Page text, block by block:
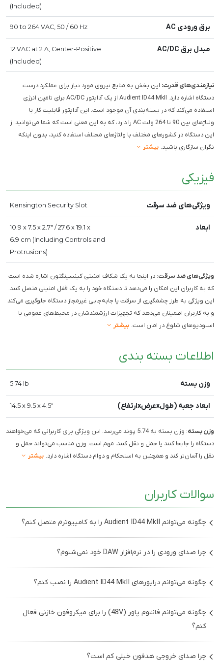
(Included)
برق ورودی AC 90 to 264 VAC, 50 / 60 Hz
مبدل برق AC/DC
12 VAC at 2 A, Center-Positive
(Included)
نیازمندی‌های قدرت: این بخش به منابع نیروی مورد نیاز برای عملکرد درست
دستگاه اشاره دارد. Audient ID44 MkII از یک آداپتور AC/DC برای تامین انرژی
استفاده می‌کند که در بسته‌بندی آن موجود است. این آداپتور قابلیت کار با
ولتاژهای بین 90 تا 264 ولت AC را دارد، که به این معنی است که شما می‌توانید از
این دستگاه در کشورهای مختلف با ولتاژهای مختلف استفاده کنید، بدون اینکه
نگران سازگاری باشید. بیشتر
فیزیکی
ویژگی‌های ضد سرقت Kensington Security Slot
ابعاد
10.9 x 7.5 x 2.7" / 27.6 x 19.1 x
6.9 cm (Including Controls and
Protrusions)
ویژگی‌های ضد سرقت: در اینجا به یک شکاف امنیتی کینسینگتون اشاره شده است
که به کاربران این امکان را می‌دهد تا دستگاه خود را به یک قفل امنیتی متصل کنند.
این ویژگی به طرز چشمگیری از سرقت یا جابه‌جایی غیرمجاز دستگاه جلوگیری می‌کند
و به کاربران اطمینان می‌دهد که تجهیزات ارزشمندشان در محیط‌های عمومی یا
استودیوهای شلوغ در امان است. بیشتر
اطلاعات بسته بندی
وزن بسته 5.74 lb
ابعاد جعبه (طولxعرضxارتفاع) 14.5 x 9.5 x 4.5"
وزن بسته
: وزن بسته به 5.74 پوند می‌رسد. این ویژگی برای کاربرانی که می‌خواهند
دستگاه را جابجا کنند یا حمل و نقل کنند، مهم است. وزن مناسب می‌تواند حمل و
نقل را آسان‌تر کند و همچنین به استحکام و دوام دستگاه اشاره دارد. بیشتر
سوالات کاربران
چگونه می‌توانم Audient ID44 MkII را به کامپیوترم متصل کنم؟
ابتدا کابل USB را به پورت USB-C در پشت دستگاه Audient
دستگاه را شناسایی کرده و درایورهای مورد نیاز نصب شده‌اند.
چرا صدای ورودی را در نرم‌افزار DAW خود نمی‌شنوم؟
ابتدا مطمئن شوید که Audient ID44 MkII به عنوان دستگاه
مطمئن شوید که میکروفون یا ساز به درستی به ورودی‌های
دستگاه متصل شده‌اند.
چگونه می‌توانم درایورهای Audient ID44 MkII را نصب کنم؟
به وب‌سایت رسمی Audient بروید و به بخش پشتیبانی مراجعه
کنید. در آنجا درایورهای مخصوص سیستم‌عامل خود را دانلود
چگونه می‌توانم فانتوم پاور (48V) را برای میکروفون خازنی فعال
کنم؟
برای فعال‌کردن فانتوم پاور، دکمه 48V را بر روی پنل جلوییچرا صدای خروجی هدفون خیلی کم است؟